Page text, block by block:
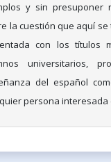
y sin presuponer
la cuestión que aquí
con los títulos
universitarios,
del español
persona interesada